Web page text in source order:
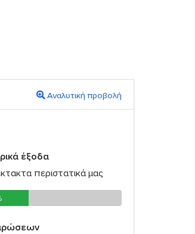
Αναλυτική προβολή
έξοδα
περιστατικά μας